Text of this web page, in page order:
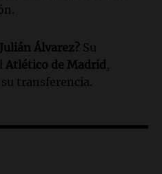
Álvarez? Su
Atlético de Madrid ,
transferencia.